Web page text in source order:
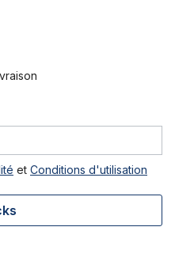
et Conditions d'utilisation